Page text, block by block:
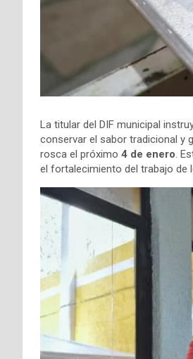
La titular del DIF municipal
conservar el sabor tradicional y
rosca el próximo 4 de enero.
el fortalecimiento del trabajo de